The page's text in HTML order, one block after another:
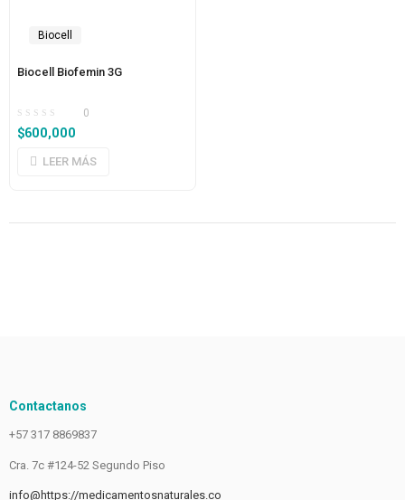
Biocell
Biocell Biofemin 3G
0
$600,000
LEER MÁS
Contactanos
+57 317 8869837
Cra. 7c #124-52 Segundo Piso
info@https://medicamentosnaturales.co